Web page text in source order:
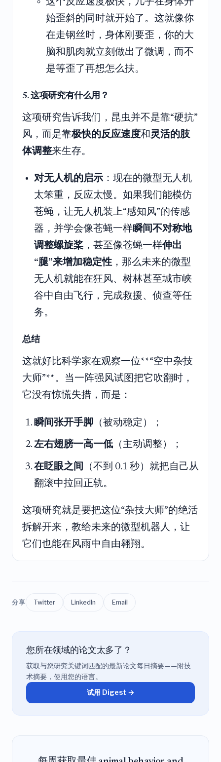
始歪斜的同时就开始了。这就像你
在走钢丝时，身体刚要歪，你的大
脑和肌肉就立刻做出了微调，而不
是等歪了再想怎么扶。
5. 这项研究有什么用？
这项研究告诉我们，昆虫并不是靠“硬抗”
风，而是靠极快的反应速度和 灵活的肢
体调整来生存。
对无人机的启示 ：现在的微型无人机
太笨重，反应太慢。如果我们能模仿
苍蝇，让无人机装上“感知风”的传感
器，并学会像苍蝇一样瞬间不对称地
调整螺旋桨 ，甚至像苍蝇一样伸出
“腿”来增加稳定性，那么未来的微型
无人机就能在狂风、树林甚至城市峡
谷中自由飞行，完成救援、侦查等任
务。
总结
这就好比科学家在观察一位**“空中杂技
大师”**。当一阵强风试图把它吹翻时，
它没有惊慌失措，而是：
瞬间张开手脚 （被动稳定）；
左右翅膀一高一低 （主动调整）；
在眨眼之间
（不到 0.1 秒）就把自己从
翻滚中拉回正轨。
这项研究就是要把这位“杂技大师”的绝活
拆解开来，教给未来的微型机器人，让
它们也能在风雨中自由翱翔。
分享 Twitter LinkedIn Email
您所在领域的论文太多了？
获取与您研究关键词匹配的最新论文每日摘要——附技
术摘要，使用您的语言。
试用 Digest →